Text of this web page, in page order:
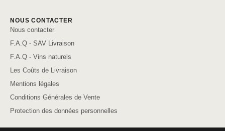
NOUS CONTACTER
Nous contacter
F.A.Q - SAV Livraison
F.A.Q - Vins naturels
Les Coûts de Livraison
Mentions légales
Conditions Générales de Vente
Protection des données personnelles